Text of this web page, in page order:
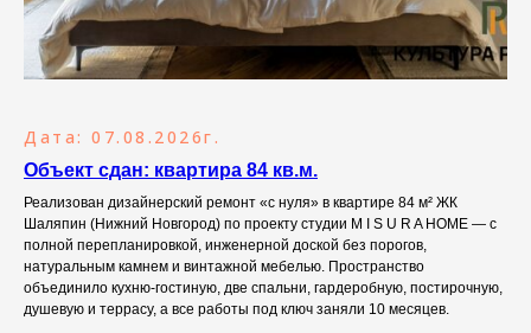
Дата: 07.08.2026г.
Объект сдан: квартира 84 кв.м.
Реализован дизайнерский ремонт «с нуля» в квартире 84 м² ЖК
Шаляпин (Нижний Новгород) по проекту студии M I S U R A HOME — с
полной перепланировкой, инженерной доской без порогов,
натуральным камнем и винтажной мебелью. Пространство
объединило кухню-гостиную, две спальни, гардеробную, постирочную,
душевую и террасу, а все работы под ключ заняли 10 месяцев.